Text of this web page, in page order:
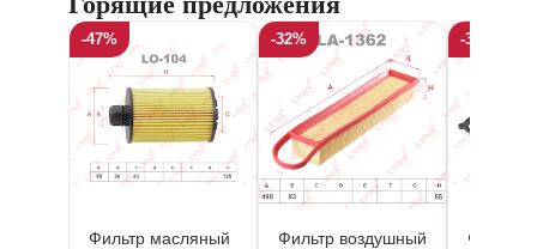
-47%
Фильтр масляный
-32%
Фильтр воздушный
-35%
Фильтр